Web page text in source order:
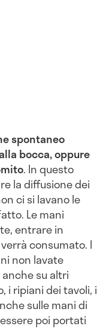
spontaneo
bocca, oppure
. In questo
la diffusione dei
ci si lavano le
Le mani
entrare in
consumato. I
non lavate
su altri
i ripiani dei tavoli, i
sulle mani di
poi portati